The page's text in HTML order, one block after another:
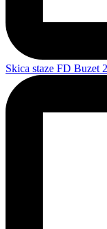
Skica staze FD Buzet